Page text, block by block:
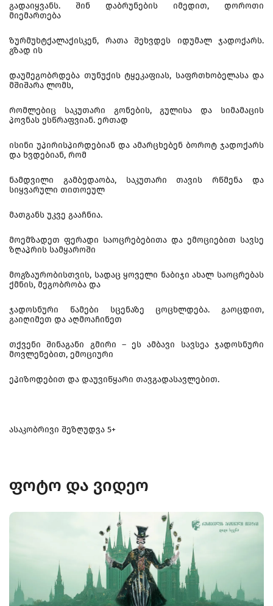
გადაიყვანს. შინ დაბრუნების იმედით, დოროთი
მიემართება
ზურმუხტქალაქისკენ, რათა შეხვდეს იდუმალ ჯადოქარს.
გზად ის
დაუმეგობრდება თუნუქის ტყეკაფიას, საფრთხობელასა და
მშიშარა ლომს,
რომლებიც საკუთარი გონების, გულისა და სიმამაცის
პოვნას ესწრაფვიან. ერთად
ისინი უპირისპირდებიან და ამარცხებენ ბოროტ ჯადოქარს
და ხვდებიან, რომ
ნამდვილი გამბედაობა, საკუთარი თავის რწმენა და
სიყვარული თითოეულ
მათგანს უკვე გააჩნია.
მოემზადეთ ფერადი საოცრებებითა და ემოციებით სავსე
ზღაპრის სამყაროში
მოგზაურობისთვის, სადაც ყოველი ნაბიჯი ახალ საოცრებას
ქმნის, მეგობრობა და
ჯადოსნური წამები სცენაზე ცოცხლდება. გაოცდით,
გაიღიმეთ და აღმოაჩინეთ
თქვენი შინაგანი გმირი – ეს ამბავი სავსეა ჯადოსნური
მოვლენებით, ემოციური
ეპიზოდებით და დაუვიწყარი თავგადასავლებით.
ასაკობრივი შეზღუდვა 5+
ფოტო და ვიდეო